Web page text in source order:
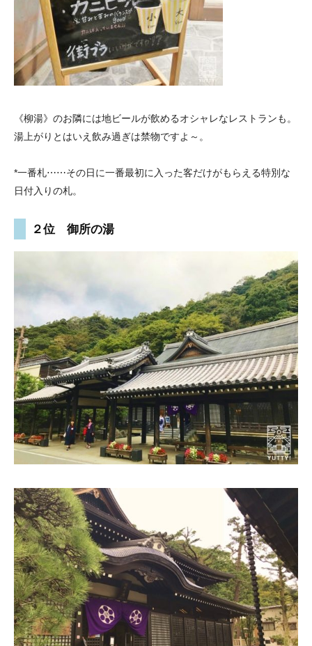
《柳湯》のお隣には地ビールが飲めるオシャレなレストランも。
湯上がりとはいえ飲み過ぎは禁物ですよ～。
*一番札⋯⋯その日に一番最初に入った客だけがもらえる特別な
日付入りの札。
２位 御所の湯